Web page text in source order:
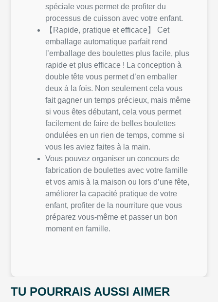
spéciale vous permet de profiter du
processus de cuisson avec votre enfant.
【Rapide, pratique et efficace】 Cet
emballage automatique parfait rend
l’emballage des boulettes plus facile, plus
rapide et plus efficace ! La conception à
double tête vous permet d’en emballer
deux à la fois. Non seulement cela vous
fait gagner un temps précieux, mais même
si vous êtes débutant, cela vous permet
facilement de faire de belles boulettes
ondulées en un rien de temps, comme si
vous les aviez faites à la main.
Vous pouvez organiser un concours de
fabrication de boulettes avec votre famille
et vos amis à la maison ou lors d’une fête,
améliorer la capacité pratique de votre
enfant, profiter de la nourriture que vous
préparez vous-même et passer un bon
moment en famille.
TU POURRAIS AUSSI AIMER